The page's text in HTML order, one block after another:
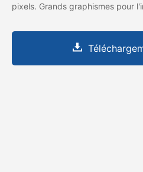
pixels. Grands graphismes pour